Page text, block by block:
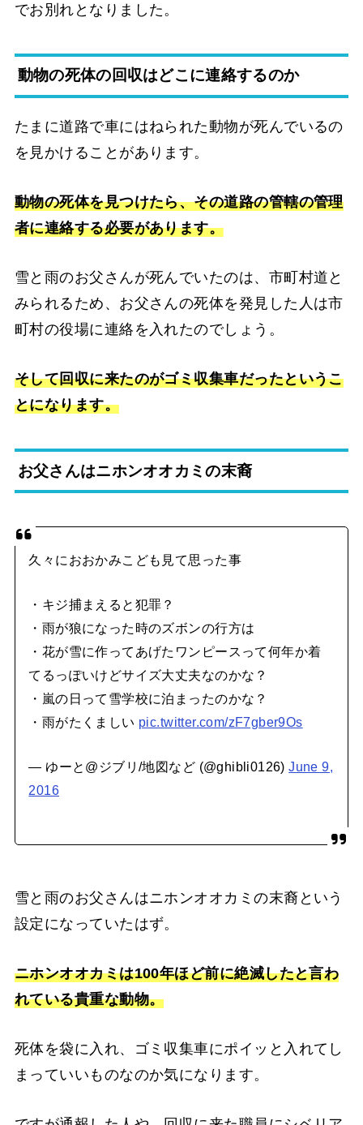
でお別れとなりました。
動物の死体の回収はどこに連絡するのか
たまに道路で車にはねられた動物が死んでいるの
を見かけることがあります。
動物の死体を見つけたら、その道路の管轄の管理
者に連絡する必要があります。
雪と雨のお父さんが死んでいたのは、市町村道と
みられるため、お父さんの死体を発見した人は市
町村の役場に連絡を入れたのでしょう。
そして回収に来たのがゴミ収集車だったというこ
とになります。
お父さんはニホンオオカミの末裔
久々におおかみこども見て思った事
・キジ捕まえると犯罪？
・雨が狼になった時のズボンの行方は
・花が雪に作ってあげたワンピースって何年か着
てるっぽいけどサイズ大丈夫なのかな？
・嵐の日って雪学校に泊まったのかな？
・雨がたくましい pic.twitter.com/zF7gber9Os
— ゆーと@ジブリ/地図など (@ghibli0126)June 9,
2016
雪と雨のお父さんはニホンオオカミの末裔という
設定になっていたはず。
ニホンオオカミは100年ほど前に絶滅したと言わ
れている貴重な動物。
死体を袋に入れ、ゴミ収集車にポイッと入れてし
まっていいものなのか気になります。